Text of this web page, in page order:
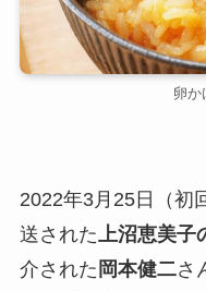
卵か
2022年3月25日（初
送された 上沼恵美
介された 岡本健二さ